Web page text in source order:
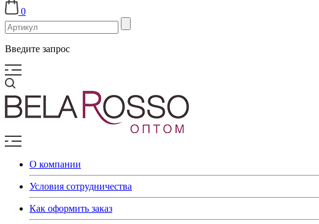
0
Введите запрос
О компании
Условия сотрудничества
Как оформить заказ